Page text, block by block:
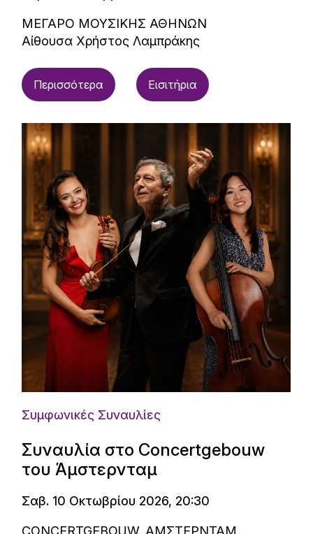
ΜΕΓΑΡΟ ΜΟΥΣΙΚΗΣ ΑΘΗΝΩΝ
Αίθουσα Χρήστος Λαμπράκης
Περισσότερα Εισιτήρια
Συμφωνικές Συναυλίες
Συναυλία στο Concertgebouw
του Άμστερνταμ
Σαβ. 10 Οκτωβρίου 2026, 20:30
CONCERTGEBOUW, ΑΜΣΤΕΡΝΤΑΜ